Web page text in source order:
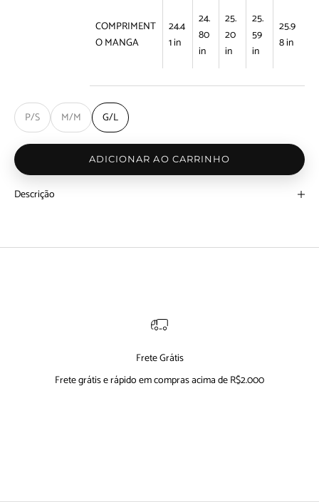
COMPRIMENT
O MANGA
24.4
1 in
24.
80
in
25.
20
in
25.
59
in
25.9
8 in
P/S M/M G/L
ADICIONAR AO CARRINHO
Descrição
Frete Grátis
Frete grátis e rápido em compras acima de R$2.000